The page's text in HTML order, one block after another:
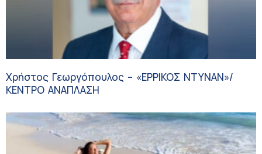
Χρήστος Γεωργόπουλος – «ΕΡΡΙΚΟΣ ΝΤΥΝΑΝ»/
ΚΕΝΤΡΟ ΑΝΑΠΛΑΣΗ